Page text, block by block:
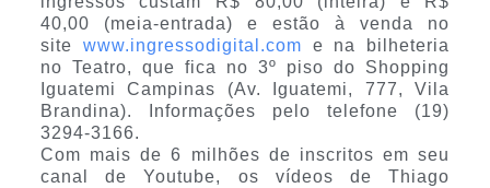
40,00 (meia-entrada) e estão à venda no
site www.ingressodigital.com e na bilheteria
no Teatro, que fica no 3º piso do Shopping
Iguatemi Campinas (Av. Iguatemi, 777, Vila
Brandina). Informações pelo telefone (19)
3294-3166.
Com mais de 6 milhões de inscritos em seu
canal de Youtube, os vídeos de Thiago